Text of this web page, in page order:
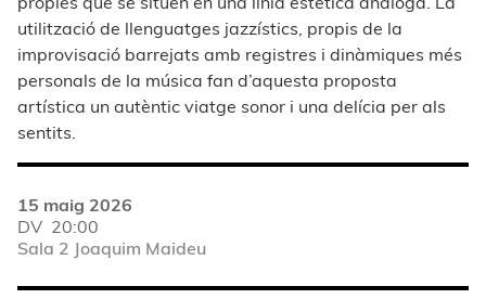
utilització de llenguatges jazzístics, propis de la
improvisació barrejats amb registres i dinàmiques més
personals de la música fan d’aquesta proposta
artística un autèntic viatge sonor i una delícia per als
sentits.
15 maig 2026
DV 20:00
Sala 2 Joaquim Maideu